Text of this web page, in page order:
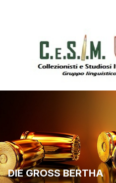
DIE GROSS BERTHA